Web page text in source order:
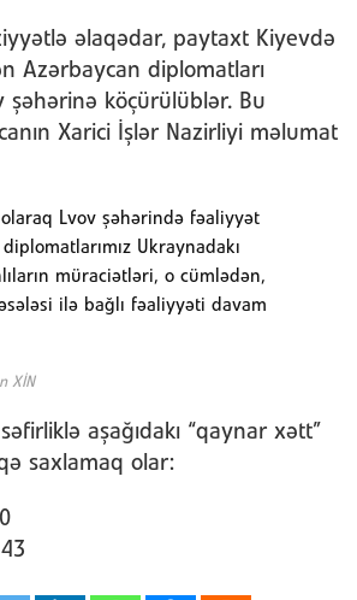
əlaqədar, paytaxt Kiyevdə
Azərbaycan diplomatları
şəhərinə köçürülüblər. Bu
Xarici İşlər Nazirliyi məlumat
Lvov şəhərində fəaliyyət
Ukraynadakı
müraciətləri, o cümlədən,
ilə bağlı fəaliyyəti davam
XİN
aşağıdakı “qaynar xətt”
saxlamaq olar: